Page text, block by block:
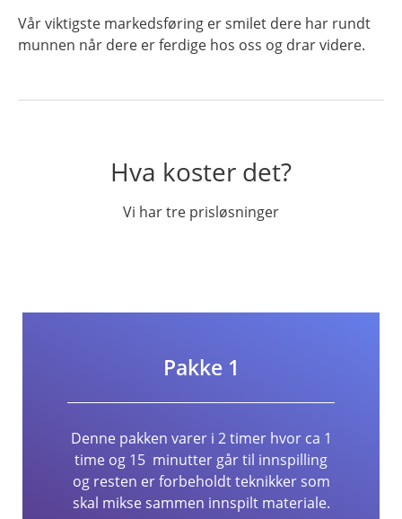
Vår viktigste markedsføring er smilet dere har rundt
munnen når dere er ferdige hos oss og drar videre.
Hva koster det?
Vi har tre prisløsninger
Pakke 1
Denne pakken varer i 2 timer hvor ca 1
time og 15 minutter går til innspilling
og resten er forbeholdt teknikker som
skal mikse sammen innspilt materiale.